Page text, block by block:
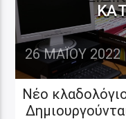
26 ΜΑΪ́ΟΥ 2022
Νέο